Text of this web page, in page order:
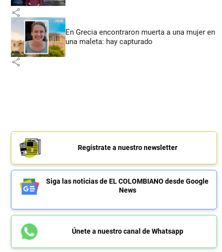
share
En Grecia encontraron muerta a una mujer en
una maleta: hay capturado
share
Regístrate a nuestro newsletter
Siga las noticias de EL COLOMBIANO desde Google
News
Únete a nuestro canal de Whatsapp